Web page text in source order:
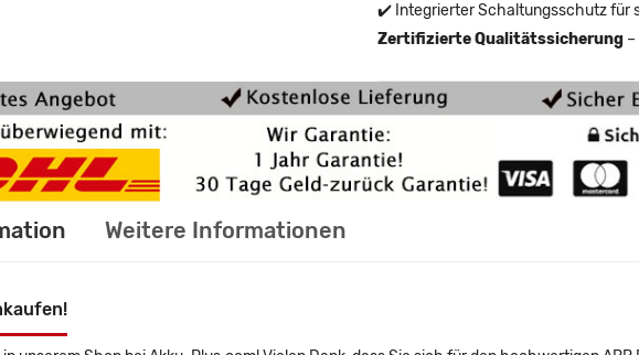
✔️ Integrierter Schaltungsschutz für
Zertifizierte Qualitätssicherung
Weitere Informationen